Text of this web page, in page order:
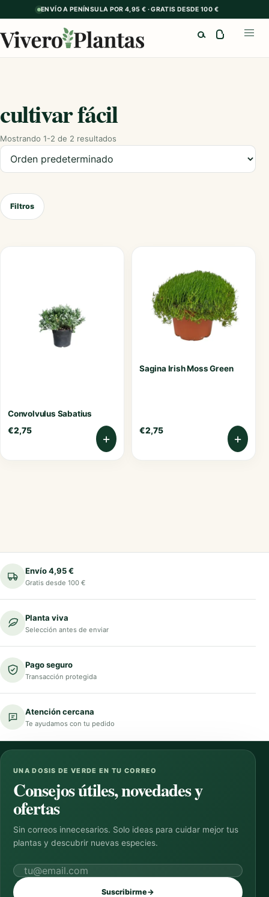
ENVÍO A PENÍNSULA POR 4,95 € · GRATIS DESDE 100 €
cultivar fácil
Mostrando 1-2 de 2 resultados
Ordenar productos
Filtros
Convolvulus Sabatius
€2,75
+
Sagina Irish Moss Green
€2,75
+
Envío 4,95 €
Gratis desde 100 €
Planta viva
Selección antes de enviar
Pago seguro
Transacción protegida
Atención cercana
Te ayudamos con tu pedido
UNA DOSIS DE VERDE EN TU CORREO
Consejos útiles, novedades y
ofertas
Sin correos innecesarios. Solo ideas para cuidar mejor tus
plantas y descubrir nuevas especies.
Correo electrónico
Suscribirme→